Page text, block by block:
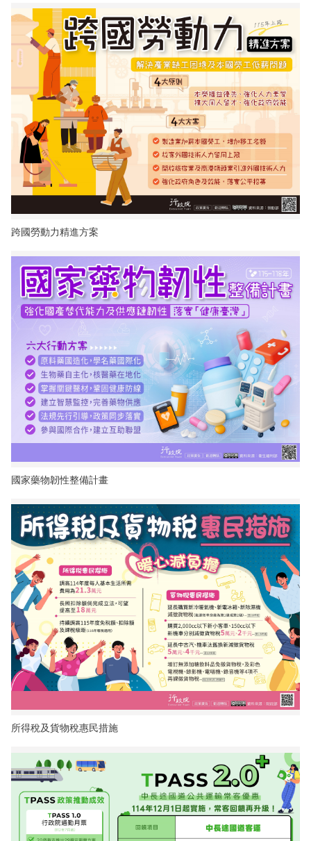
請願及訴願
建造及使用執照案件統計
建築執照申請進度與缺失查詢
建築物公共安全申報案件即時進度查詢
利益衝突迴避揭露專區
公共工程生態檢核專區
檔案應用活動
玉山國公園粉絲專頁
線上玉山
Bahasa indonesia
Deutsche
Français
España
跨國勞動力精進方案
國家藥物韌性整備計畫
所得稅及貨物稅惠民措施